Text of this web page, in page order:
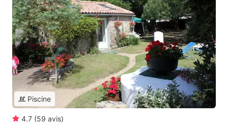
Piscine
4.7 (59 avis)